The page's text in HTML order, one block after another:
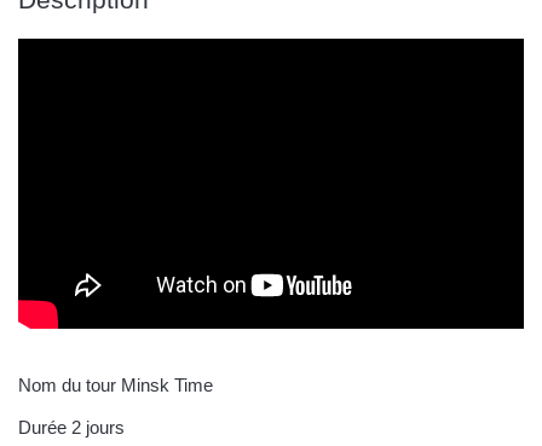
Nom du tour Minsk Time
Durée 2 jours